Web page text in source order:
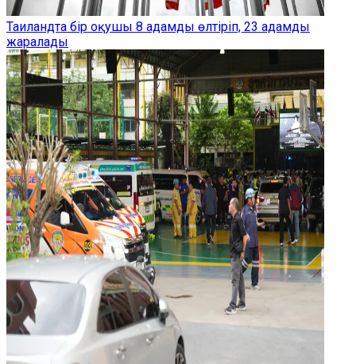
Таиландта бір оқушы 8 адамды өлтіріп, 23 адамды
жаралады